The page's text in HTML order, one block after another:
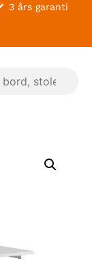
3 års garanti